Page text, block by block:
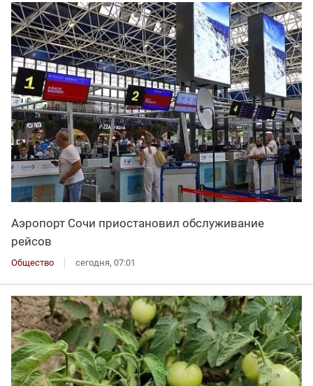
Аэропорт Сочи приостановил обслуживание
рейсов
Общество сегодня, 07:01